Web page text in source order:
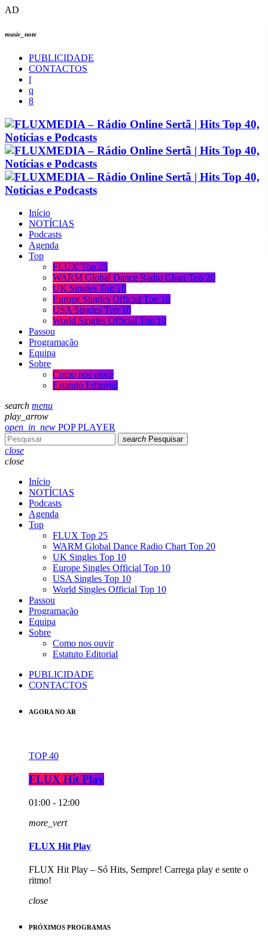
AD
music_note
PUBLICIDADE
CONTACTOS
Início
NOTÍCIAS
Podcasts
Agenda
Top
FLUX Top 25
WARM Global Dance Radio Chart Top 20
UK Singles Top 10
Europe Singles Official Top 10
USA Singles Top 10
World Singles Official Top 10
Passou
Programação
Equipa
Sobre
Como nos ouvir
Estatuto Editorial
search menu
play_arrow
open_in_new POP PLAYER
search Pesquisar
close
close
Início
NOTÍCIAS
Podcasts
Agenda
Top
FLUX Top 25
WARM Global Dance Radio Chart Top 20
UK Singles Top 10
Europe Singles Official Top 10
USA Singles Top 10
World Singles Official Top 10
Passou
Programação
Equipa
Sobre
Como nos ouvir
Estatuto Editorial
PUBLICIDADE
CONTACTOS
AGORA NO AR
TOP 40
FLUX Hit Play
01:00 - 12:00
more_vert
FLUX Hit Play
FLUX Hit Play – Só Hits, Sempre! Carrega play e sente o
ritmo!
close
PRÓXIMOS PROGRAMAS